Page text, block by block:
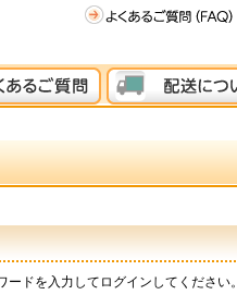
ドを入力してログインしてください。